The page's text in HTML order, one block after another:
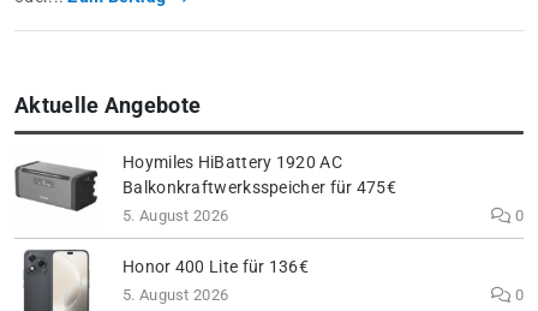
Aktuelle Angebote
Hoymiles HiBattery 1920 AC
Balkonkraftwerksspeicher für 475€
5. August 2026 0
Honor 400 Lite für 136€
5. August 2026 0